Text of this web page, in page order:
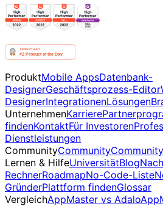
ProduktMobile AppsDatenbank-
DesignerGeschäftsprozess-Editor
DesignerIntegrationenLösungen
UnternehmenKarriere
findenKontaktFür Investoren
Dienstleistungen
CommunityCommunity
Lernen & HilfeUniversitätBlog
RechnerRoadmapNo-Code-Liste
GründerPlattform findenGlossar
VergleichAppMaster vs Adalo